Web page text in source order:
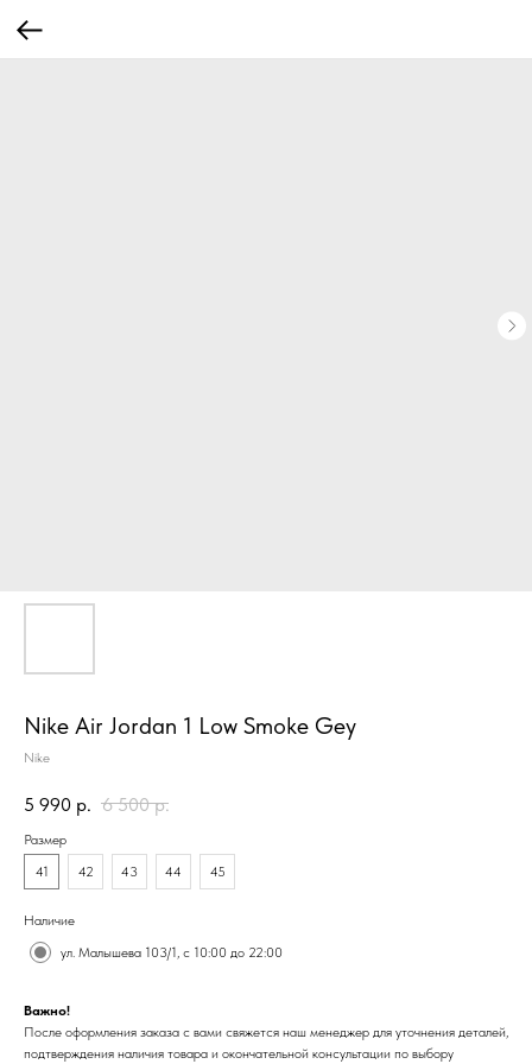
Nike Air Jordan 1 Low Smoke Gey
Nike
5 990 р. 6 500 р.
Размер
41
42 43 44 45
Наличие
ул. Малышева 103/1, с 10:00 до 22:00
Важно!
После оформления заказа с вами свяжется наш менеджер для уточнения деталей,
подтверждения наличия товара и окончательной консультации по выбору